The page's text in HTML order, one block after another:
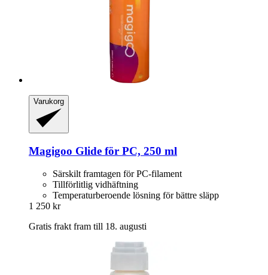
Varukorg
Magigoo Glide för PC, 250 ml
Särskilt framtagen för PC-filament
Tillförlitlig vidhäftning
Temperaturberoende lösning för bättre släpp
1 250 kr
Gratis frakt fram till 18. augusti